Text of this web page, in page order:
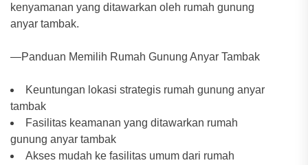
kenyamanan yang ditawarkan oleh rumah gunung
anyar tambak.
—Panduan Memilih Rumah Gunung Anyar Tambak
Keuntungan lokasi strategis rumah gunung anyar
tambak
Fasilitas keamanan yang ditawarkan rumah
gunung anyar tambak
Akses mudah ke fasilitas umum dari rumah